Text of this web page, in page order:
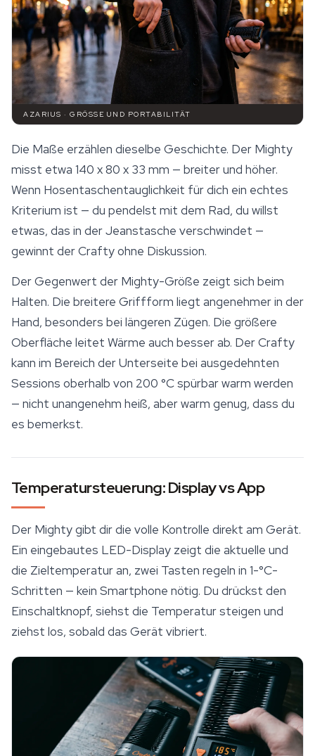
AZARIUS · GRÖSSE UND PORTABILITÄT
Die Maße erzählen dieselbe Geschichte. Der Mighty
misst etwa 140 x 80 x 33 mm — breiter und höher.
Wenn Hosentaschentauglichkeit für dich ein echtes
Kriterium ist — du pendelst mit dem Rad, du willst
etwas, das in der Jeanstasche verschwindet —
gewinnt der Crafty ohne Diskussion.
Der Gegenwert der Mighty-Größe zeigt sich beim
Halten. Die breitere Griffform liegt angenehmer in der
Hand, besonders bei längeren Zügen. Die größere
Oberfläche leitet Wärme auch besser ab. Der Crafty
kann im Bereich der Unterseite bei ausgedehnten
Sessions oberhalb von 200 °C spürbar warm werden
— nicht unangenehm heiß, aber warm genug, dass du
es bemerkst.
Temperatursteuerung: Display vs App
Der Mighty gibt dir die volle Kontrolle direkt am Gerät.
Ein eingebautes LED-Display zeigt die aktuelle und
die Zieltemperatur an, zwei Tasten regeln in 1-°C-
Schritten — kein Smartphone nötig. Du drückst den
Einschaltknopf, siehst die Temperatur steigen und
ziehst los, sobald das Gerät vibriert.